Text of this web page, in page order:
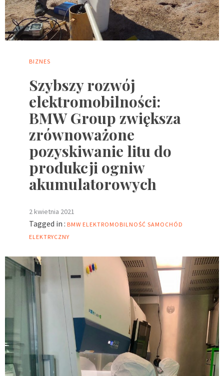
BIZNES
Szybszy rozwój
elektromobilności:
BMW Group zwiększa
zrównoważone
pozyskiwanie litu do
produkcji ogniw
akumulatorowych
2 kwietnia 2021
Tagged in : BMW ELEKTROMOBILNOŚĆ SAMOCHÓD
ELEKTRYCZNY